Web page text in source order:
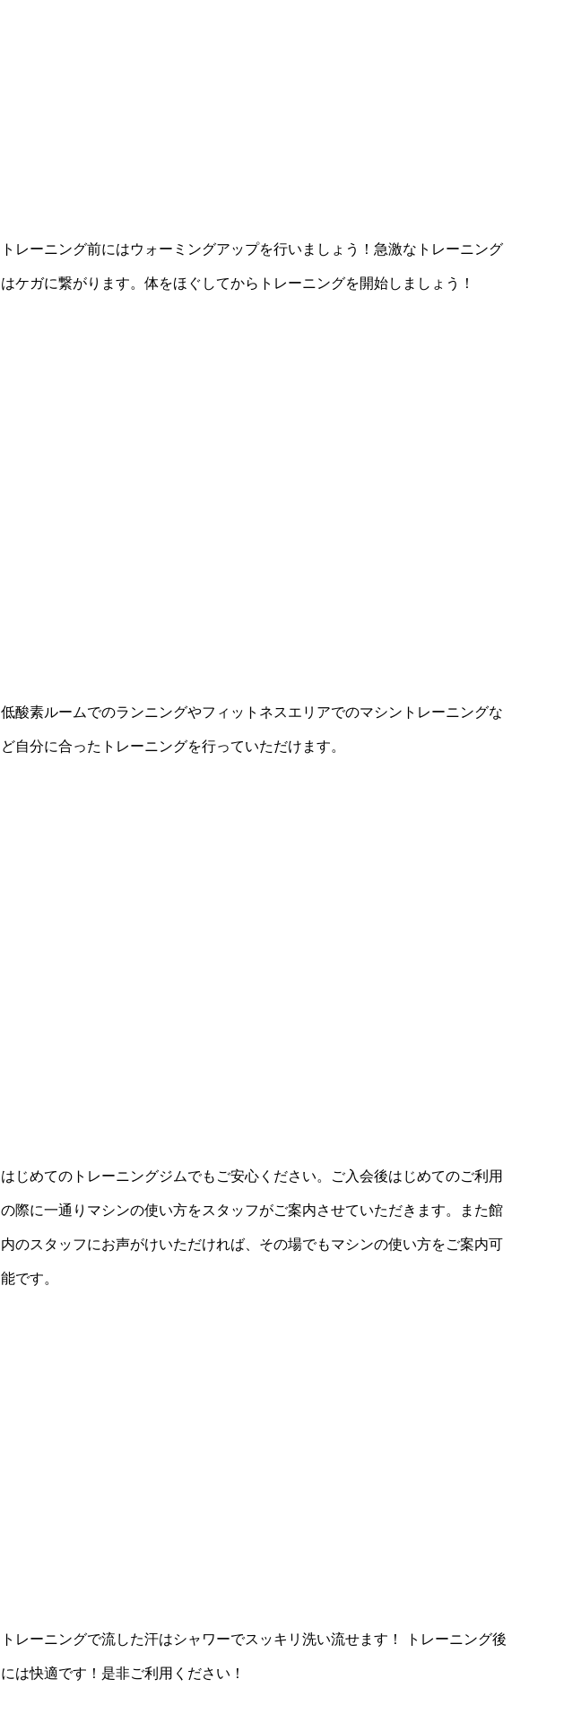
トレーニング前にはウォーミングアップを行いましょう！急激なトレーニング
はケガに繋がります。体をほぐしてからトレーニングを開始しましょう！
低酸素ルームでのランニングやフィットネスエリアでのマシントレーニングな
ど自分に合ったトレーニングを行っていただけます。
はじめてのトレーニングジムでもご安心ください。ご入会後はじめてのご利用
の際に一通りマシンの使い方をスタッフがご案内させていただきます。また館
内のスタッフにお声がけいただければ、その場でもマシンの使い方をご案内可
能です。
トレーニングで流した汗はシャワーでスッキリ洗い流せます！ トレーニング後
には快適です！是非ご利用ください！